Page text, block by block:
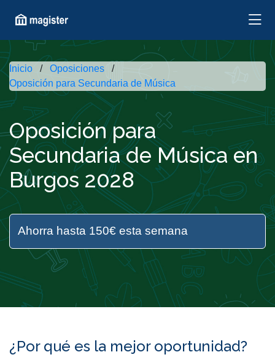
Inicio
Oposiciones
Oposición para Secundaria de Música
Oposición para
Secundaria de Música en
Burgos 2028
Ahorra hasta 150€ esta semana
¿Por qué es la mejor oportunidad?